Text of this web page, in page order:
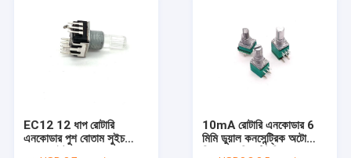
EC12 12 ধাপ রোটারি
এনকোডার পুশ বোতাম সুইচ
10mA রোটারি এনকোডার 6
মিমি ডুয়াল কনসেন্ট্রিক অটো